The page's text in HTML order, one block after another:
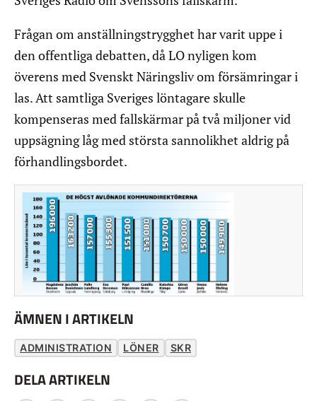
Frågan om anställningstrygghet har varit uppe i
den offentliga debatten, då LO nyligen kom
överens med Svenskt Näringsliv om försämringar i
las. Att samtliga Sveriges löntagare skulle
kompenseras med fallskärmar på två miljoner vid
uppsägning låg med största sannolikhet aldrig på
förhandlingsbordet.
ÄMNEN I ARTIKELN
ADMINISTRATION LÖNER SKR
DELA ARTIKELN